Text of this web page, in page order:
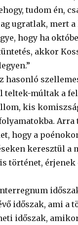
tudom én,
ugratlak, mert
hogy ha
akkor
hasonló
teltek-múltak a
kis
hogy a
keresztül a
történet, érjenek
időszak, ami a
időszak,